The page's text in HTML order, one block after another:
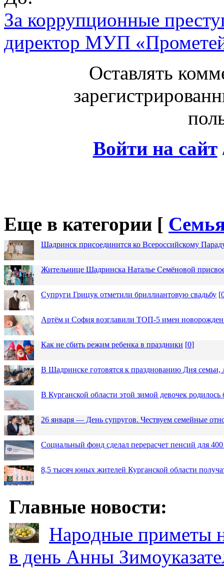
За коррупционные
директор МУП
Оставлять
Войти на сайт
Еще в категории [
Шадринск присоединится ко Всероссийскому
Жительнице Шадринска Наталье Семёновой
Супруги Грицук отметили бриллиантовую свадьбу [
Артём и София возглавили ТОП-5 имен
Как не сбить режим ребенка в праздники [0]
В Шадринске готовятся к празднованию Дня семьи,
В Курганской области этой зимой девочек
26 января — День супругов. Чествуем семейные
Социальный фонд сделал перерасчет пенсий для
8,5 тысяч юных жителей Курганской области
Главные новости:
Народные приметы
в день Анны